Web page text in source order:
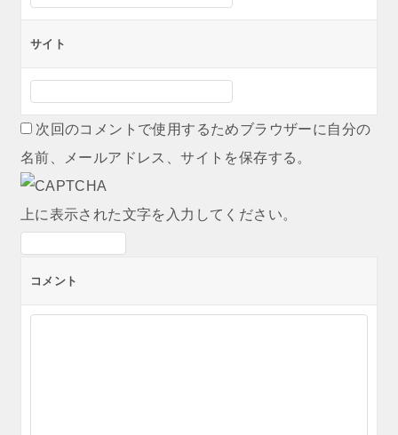
サイト
次回のコメントで使用するためブラウザーに自分の
名前、メールアドレス、サイトを保存する。
上に表示された文字を入力してください。
コメント